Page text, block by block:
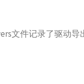
文件记录了驱动导